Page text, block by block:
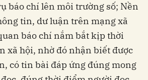
báo chí lên môi trường số; Nền
tin, dư luận trên mạng xã
báo chí nắm bắt kịp thời
xã hội, nhờ đó nhận biết được
có tin bài đáp ứng đúng mong